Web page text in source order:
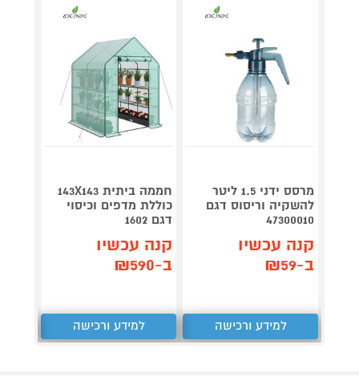
מרסס ידני 1.5 ליטר
להשקיה וריסוס דגם
47300010
קנה עכשיו
ב-₪59
למידע ורכישה
חממה ביתית 143X143
כוללת מדפים וכיסוי
דגם 1602
קנה עכשיו
ב-₪590
למידע ורכישה